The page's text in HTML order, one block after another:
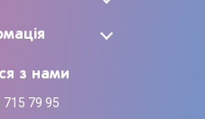
з нами
715 79 95